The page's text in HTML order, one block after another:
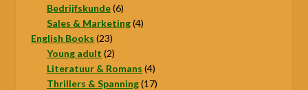
Bedrijfskunde 66
producten
Sales & Marketing 44
English Books 2323
producten
Young adult 22
producten
Literatuur & Romans 44
producten
Thrillers & Spanning 1717